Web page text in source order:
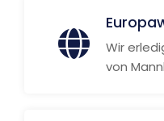
Wir
von